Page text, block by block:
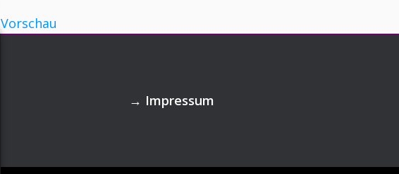
Vorschau
→ Impressum